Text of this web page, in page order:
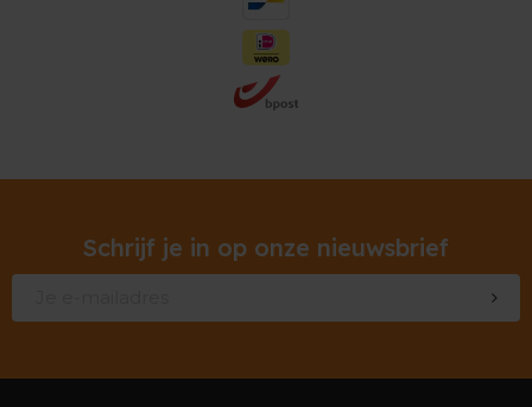
Schrijf je in op onze nieuwsbrief